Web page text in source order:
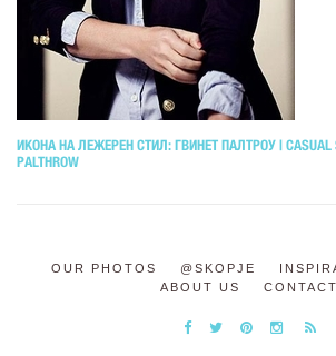
ИКОНА НА ЛЕЖЕРЕН СТИЛ: ГВИНЕТ ПАЛТРОУ | CASUAL
PALTHROW
OUR PHOTOS @SKOPJE
ABOUT US
CONTACT